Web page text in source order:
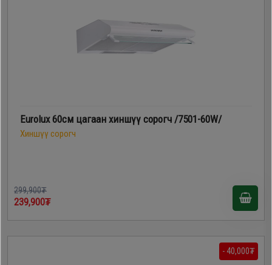
Eurolux 60см цагаан хиншүү сорогч /7501-60W/
Хиншүү сорогч
299,900₮
239,900₮
- 40,000₮